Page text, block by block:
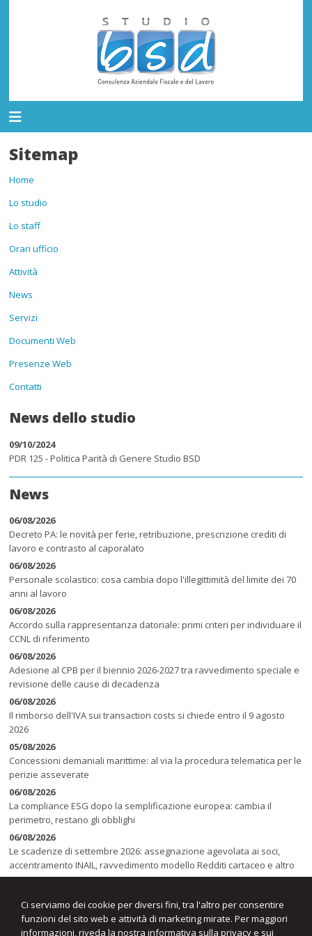
Ci serviamo dei cookie per diversi fini, tra l'altro per consentire
funzioni del sito web e attività di marketing mirate. Per maggiori
informazioni, riveda la nostra informativa sulla privacy e sui
Sitemap
Home
Lo studio
Lo staff
Orari ufficio
Attività
News
Servizi
Documenti Web
Presenze Web
Contatti
News dello studio
09/10/2024
PDR 125 - Politica Parità di Genere Studio BSD
News
06/08/2026
Decreto PA: le novità per ferie, retribuzione, prescrizione crediti di
lavoro e contrasto al caporalato
06/08/2026
Personale scolastico: cosa cambia dopo l'illegittimità del limite dei 70
anni al lavoro
06/08/2026
Accordo sulla rappresentanza datoriale: primi criteri per individuare il
CCNL di riferimento
06/08/2026
Adesione al CPB per il biennio 2026-2027 tra ravvedimento speciale e
revisione delle cause di decadenza
06/08/2026
Il rimborso dell'IVA sui transaction costs si chiede entro il 9 agosto
2026
05/08/2026
Concessioni demaniali marittime: al via la procedura telematica per le
perizie asseverate
06/08/2026
La compliance ESG dopo la semplificazione europea: cambia il
perimetro, restano gli obblighi
06/08/2026
Le scadenze di settembre 2026: assegnazione agevolata ai soci,
accentramento INAIL, ravvedimento modello Redditi cartaceo e altro
registro e al formulario